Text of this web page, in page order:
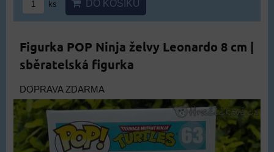
ks DO KOŠÍKU
Figurka POP Ninja želvy Leonardo 8 cm |
sběratelská figurka
DOPRAVA ZDARMA